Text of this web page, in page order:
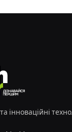
інноваційні